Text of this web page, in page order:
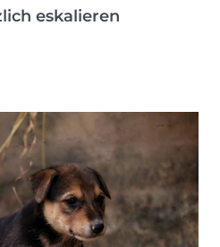
eskalieren